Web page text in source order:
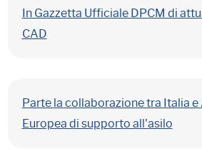
In Gazzetta Ufficiale DPCM di
CAD
Parte la collaborazione tra Italia e
Europea di supporto all'asilo